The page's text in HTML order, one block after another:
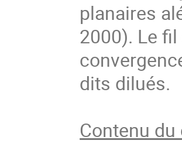
planaires
2000). Le
dits dilués.
Contenu du